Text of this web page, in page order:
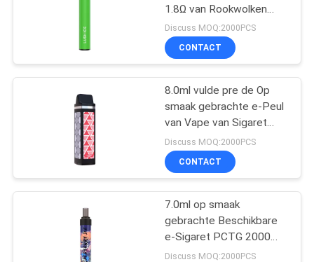
1.8Ω van Rookwolken
Beschikbaar Vape
Discuss MOQ:2000PCS
CONTACT
8.0ml vulde pre de Op
smaak gebrachte e-Peul
van Vape van Sigaret
Navulbare 2000
Rookwolken Beschikbare
Discuss MOQ:2000PCS
CONTACT
7.0ml op smaak
gebrachte Beschikbare
e-Sigaret PCTG 2000
Rookwolken Gemengd
Discuss MOQ:2000PCS